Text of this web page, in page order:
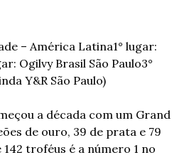
– América Latina1° lugar:
Ogilvy Brasil São Paulo3°
Y&R São Paulo)
a década com um Grand
de ouro, 39 de prata e 79
troféus é a número 1 no